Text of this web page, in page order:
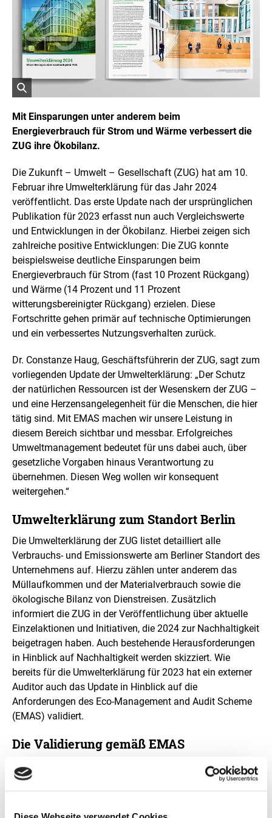
f
f
n
e
B
i
d
i
n
e
n
e
r
v
e
r
g
ö
e
r
t
e
n
D
a
r
s
e
l
n
g
r
i
g
h
t
I
n
f
i
f
n
Mit Einsparungen unter anderem beim
Energieverbrauch für Strom und Wärme verbessert die
ZUG ihre Ökobilanz.
Die Zukunft – Umwelt – Gesellschaft (ZUG) hat am 10.
Februar ihre Umwelterklärung für das Jahr 2024
veröffentlicht. Das erste Update nach der ursprünglichen
Publikation für 2023 erfasst nun auch Vergleichswerte
und Entwicklungen in der Ökobilanz. Hierbei zeigen sich
zahlreiche positive Entwicklungen: Die ZUG konnte
beispielsweise deutliche Einsparungen beim
Energieverbrauch für Strom (fast 10 Prozent Rückgang)
und Wärme (14 Prozent und 11 Prozent
witterungsbereinigter Rückgang) erzielen. Diese
Fortschritte gehen primär auf technische Optimierungen
und ein verbessertes Nutzungsverhalten zurück.
Dr. Constanze Haug, Geschäftsführerin der ZUG, sagt zum
vorliegenden Update der Umwelterklärung: „Der Schutz
der natürlichen Ressourcen ist der Wesenskern der ZUG –
und eine Herzensangelegenheit für die Menschen, die hier
tätig sind. Mit EMAS machen wir unsere Leistung in
diesem Bereich sichtbar und messbar. Erfolgreiches
Umweltmanagement bedeutet für uns dabei auch, über
gesetzliche Vorgaben hinaus Verantwortung zu
übernehmen. Diesen Weg wollen wir konsequent
weitergehen.“
Umwelterklärung zum Standort Berlin
Die Umwelterklärung der ZUG listet detailliert alle
Verbrauchs- und Emissionswerte am Berliner Standort des
Unternehmens auf. Hierzu zählen unter anderem das
Müllaufkommen und der Materialverbrauch sowie die
ökologische Bilanz von Dienstreisen. Zusätzlich
informiert die ZUG in der Veröffentlichung über aktuelle
Einzelaktionen und Initiativen, die 2024 zur Nachhaltigkeit
beigetragen haben. Auch bestehende Herausforderungen
in Hinblick auf Nachhaltigkeit werden skizziert. Wie
bereits für die Umwelterklärung für 2023 hat ein externer
Auditor auch das Update in Hinblick auf die
Anforderungen des Eco-Management and Audit Scheme
(EMAS) validiert.
Die Validierung gemäß EMAS
Die ZUG zeigt mit ihrer Umwelterklärung gemäß EMAS
transparent auf, was sie in Hinblick auf den
Umweltschutz bereits leistet und welche Ziele sie für eine